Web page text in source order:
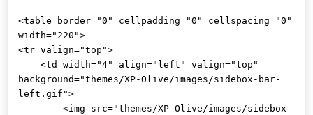
<table border="0" cellpadding="0" cellspacing="0"
width="220">
<tr valign="top">
<td width="4" align="left" valign="top"
background="themes/XP-Olive/images/sidebox-bar-
left.gif">
<img src="themes/XP-Olive/images/sidebox-